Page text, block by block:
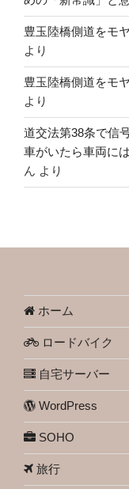
豊玉陸橋側道をモ
より
豊玉陸橋側道をモ
より
道交法第38条で信
車がいたら車両に
ん より
ホーム
ロードバイク
自宅サーバー
WordPress
SOHO
旅行